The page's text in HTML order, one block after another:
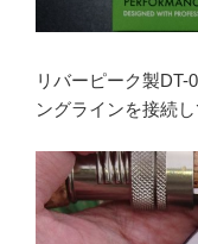
リバーピーク製DT-
ングラインを接続し